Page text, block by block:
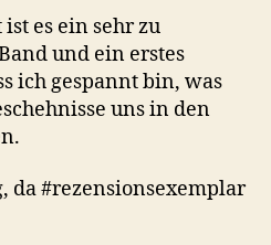
es ein sehr zu
und ein erstes
ich gespannt bin, was
uns in den
da #rezensionsexemplar